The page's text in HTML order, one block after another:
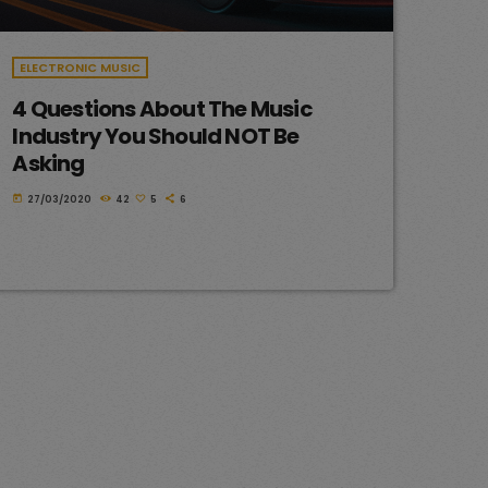
ELECTRONIC MUSIC
4 Questions About The Music
Industry You Should NOT Be
Asking
today 27/03/2020 42 5 6